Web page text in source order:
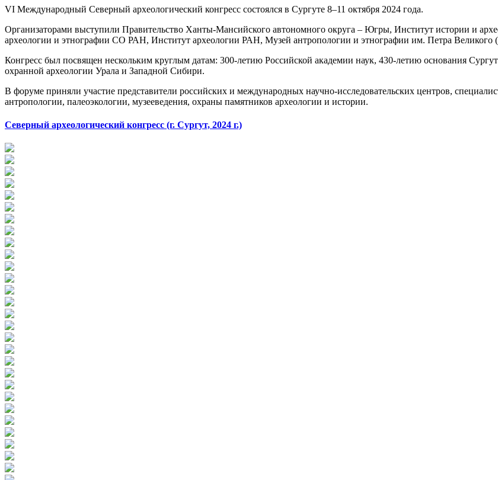
VI Международный Северный археологический конгресс состоялся в Сургуте 8–11 октября 2024 года.
Организаторами выступили Правительство Ханты-Мансийского автономного округа – Югры, Институт истории и
археологии и этнографии СО РАН, Институт археологии РАН, Музей антропологии и этнографии им. Петра Великого
Конгресс был посвящен нескольким круглым датам: 300-летию Российской академии наук, 430-летию основания
охранной археологии Урала и Западной Сибири.
В форуме приняли участие представители российских и международных научно-исследовательских центров,
антропологии, палеоэкологии, музееведения, охраны памятников археологии и истории.
Северный археологический конгресс (г. Сургут, 2024 г.)